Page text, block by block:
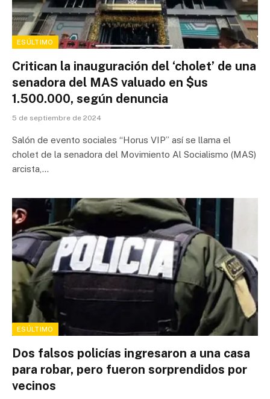
ESÚLTIMO
Critican la inauguración del ‘cholet’ de una
senadora del MAS valuado en $us
1.500.000, según denuncia
5 de septiembre de 2024
Salón de evento sociales “Horus VIP” así se llama el
cholet de la senadora del Movimiento Al Socialismo (MAS)
arcista,…
ESÚLTIMO
Dos falsos policías ingresaron a una casa
para robar, pero fueron sorprendidos por
vecinos